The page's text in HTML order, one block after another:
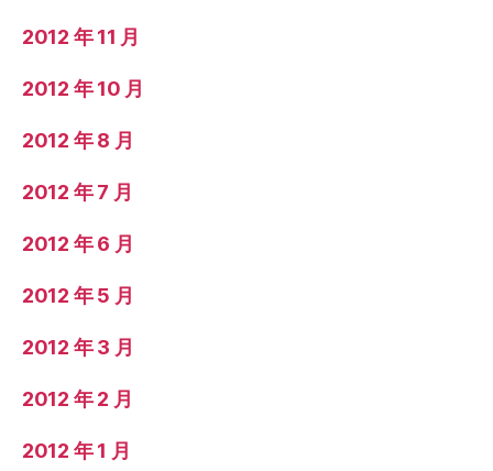
2012 年 11 月
2012 年 10 月
2012 年 8 月
2012 年 7 月
2012 年 6 月
2012 年 5 月
2012 年 3 月
2012 年 2 月
2012 年 1 月